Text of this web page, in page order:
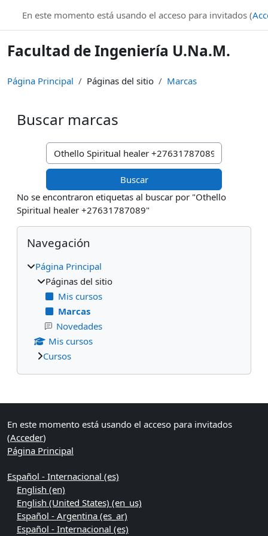
En este momento está usando el acceso para invitados (
Facultad de Ingeniería U.Na.M.
Página Principal Páginas del sitio Marcas
Buscar marcas
Buscar marcas
No se encontraron etiquetas al buscar por "Othello
Spiritual healer +27631787089"
Bloques
Salta Navegación
Navegación
Página Principal
Páginas del sitio
Mis cursos
Marcas
Novedades
Mis cursos
Cursos
Bloques suplementarios
En este momento está usando el acceso para invitados
(Acceder)
Página Principal
Español - Internacional ‎(es)‎
English ‎(en)‎
English (United States) ‎(en_us)‎
Español - Argentina ‎(es_ar)‎
Español - Internacional ‎(es)‎